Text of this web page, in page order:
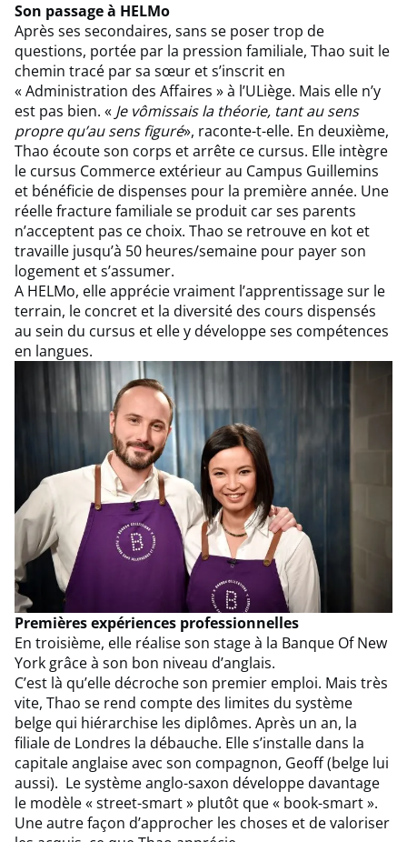
Son passage à HELMo
Après ses secondaires, sans se poser trop de
questions, portée par la pression familiale, Thao suit le
chemin tracé par sa sœur et s’inscrit en
« Administration des Affaires » à l’ULiège. Mais elle n’y
est pas bien. « Je vômissais la théorie, tant au sens
propre qu’au sens figuré», raconte-t-elle. En deuxième,
Thao écoute son corps et arrête ce cursus. Elle intègre
le cursus Commerce extérieur au Campus Guillemins
et bénéficie de dispenses pour la première année. Une
réelle fracture familiale se produit car ses parents
n’acceptent pas ce choix. Thao se retrouve en kot et
travaille jusqu’à 50 heures/semaine pour payer son
logement et s’assumer.
A HELMo, elle apprécie vraiment l’apprentissage sur le
terrain, le concret et la diversité des cours dispensés
au sein du cursus et elle y développe ses compétences
en langues.
Premières expériences professionnelles
En troisième, elle réalise son stage à la Banque Of New
York grâce à son bon niveau d’anglais.
C’est là qu’elle décroche son premier emploi. Mais très
vite, Thao se rend compte des limites du système
belge qui hiérarchise les diplômes. Après un an, la
filiale de Londres la débauche. Elle s’installe dans la
capitale anglaise avec son compagnon, Geoff (belge lui
aussi). Le système anglo-saxon développe davantage
le modèle « street-smart » plutôt que « book-smart ».
Une autre façon d’approcher les choses et de valoriser